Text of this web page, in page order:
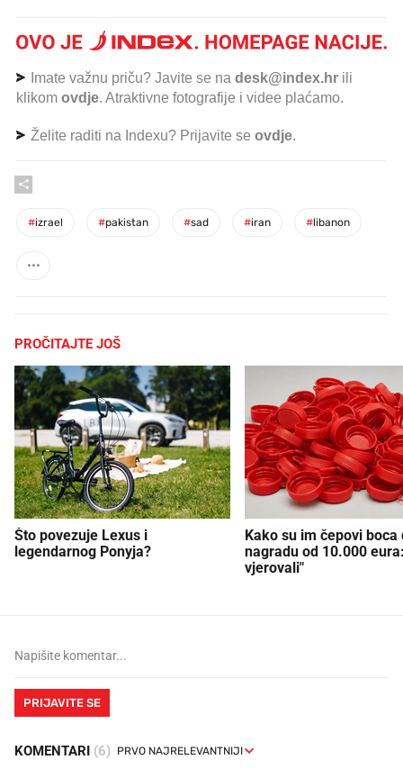
Imate važnu priču? Javite se na desk@index.hr ili
klikom ovdje. Atraktivne fotografije i videe plaćamo.
Želite raditi na Indexu? Prijavite se ovdje.
#izrael #pakistan #sad #iran #libanon
PROČITAJTE JOŠ
Što povezuje Lexus i
legendarnog Ponyja?
Kako su im čepovi boca
nagradu od 10.000
vjerovali"
PRIJAVITE SE
KOMENTARI (6)